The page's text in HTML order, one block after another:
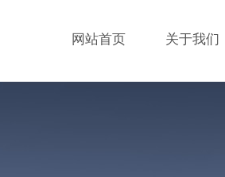
网站首页 关于我们